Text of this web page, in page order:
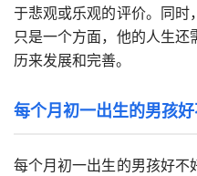
于悲观或乐观的评价。同时
只是一个方面，他的人生
历来发展和完善。
每个月初一出生的男孩
每个月初一出生的男孩好不